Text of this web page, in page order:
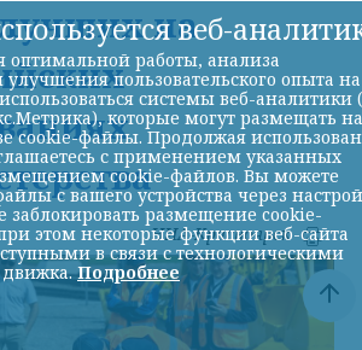
на
НИА-Красноярск
веб-
оптимальной работы, анализа
пользовательского опыта на
системы веб-аналитики
которые могут размещать на
cookie-файлы. Продолжая
с применением указанных
cookie-файлов. Вы можете
с вашего устройства через
заблокировать размещение cookie-
этом некоторые функции веб-сайта
в связи с технологическими
Подробнее